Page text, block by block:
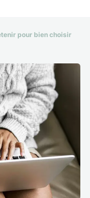
pour bien choisir